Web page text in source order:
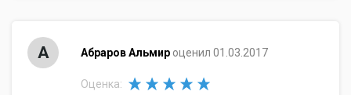
А Абраров Альмир оценил 01.03.2017
Оценка: